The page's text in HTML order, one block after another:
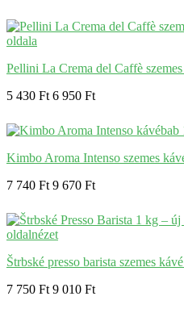
Pellini La Crema del Caffè
5 430 Ft 6 950 Ft
Kimbo Aroma Intenso szemes
7 740 Ft 9 670 Ft
Štrbské presso barista szemes
7 750 Ft 9 010 Ft